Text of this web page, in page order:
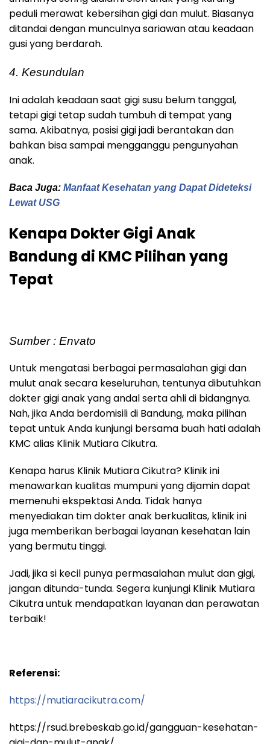
peduli merawat kebersihan gigi dan mulut. Biasanya
ditandai dengan munculnya sariawan atau keadaan
gusi yang berdarah.
4. Kesundulan
Ini adalah keadaan saat gigi susu belum tanggal,
tetapi gigi tetap sudah tumbuh di tempat yang
sama. Akibatnya, posisi gigi jadi berantakan dan
bahkan bisa sampai mengganggu pengunyahan
anak.
Baca Juga: Manfaat Kesehatan yang Dapat Dideteksi
Lewat USG
Kenapa Dokter Gigi Anak
Bandung di KMC Pilihan yang
Tepat
Sumber : Envato
Untuk mengatasi berbagai permasalahan gigi dan
mulut anak secara keseluruhan, tentunya dibutuhkan
dokter gigi anak yang andal serta ahli di bidangnya.
Nah, jika Anda berdomisili di Bandung, maka pilihan
tepat untuk Anda kunjungi bersama buah hati adalah
KMC alias Klinik Mutiara Cikutra.
Kenapa harus Klinik Mutiara Cikutra? Klinik ini
menawarkan kualitas mumpuni yang dijamin dapat
memenuhi ekspektasi Anda. Tidak hanya
menyediakan tim dokter anak berkualitas, klinik ini
juga memberikan berbagai layanan kesehatan lain
yang bermutu tinggi.
Jadi, jika si kecil punya permasalahan mulut dan gigi,
jangan ditunda-tunda. Segera kunjungi Klinik Mutiara
Cikutra untuk mendapatkan layanan dan perawatan
terbaik!
Referensi:
https://mutiaracikutra.com/
https://rsud.brebeskab.go.id/gangguan-kesehatan-